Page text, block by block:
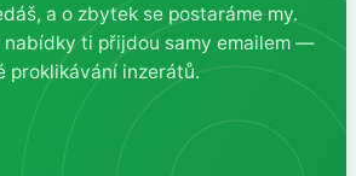
a o zbytek se postaráme my.
nabídky ti přijdou samy emailem —
proklikávání inzerátů.